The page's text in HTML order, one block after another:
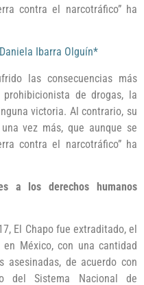
contra el narcotráfico” ha
Ibarra Olguín*
las consecuencias más
de drogas, la
victoria. Al contrario, su
vez más, que aunque se
contra el narcotráfico” ha
a los derechos humanos
El Chapo fue extraditado, el
México, con una cantidad
asesinadas, de acuerdo con
del Sistema Nacional de